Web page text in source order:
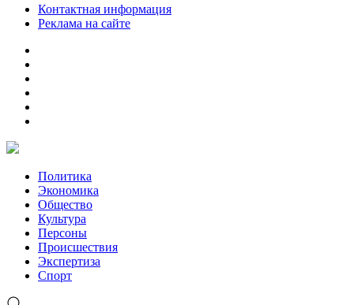
Контактная информация
Реклама на сайте
Политика
Экономика
Общество
Культура
Персоны
Происшествия
Экспертиза
Спорт